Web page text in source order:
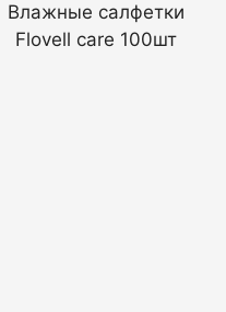
Влажные салфетки
Flovell care 100шт